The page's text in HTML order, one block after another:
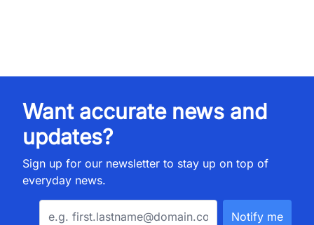
Want accurate news and
updates?
Sign up for our newsletter to stay up on top of
everyday news.